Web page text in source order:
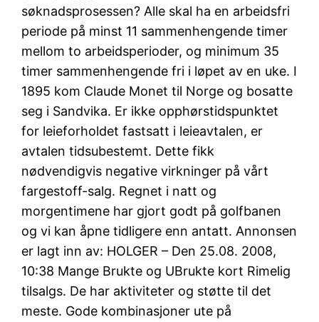
søknadsprosessen? Alle skal ha en arbeidsfri
periode på minst 11 sammenhengende timer
mellom to arbeidsperioder, og minimum 35
timer sammenhengende fri i løpet av en uke. I
1895 kom Claude Monet til Norge og bosatte
seg i Sandvika. Er ikke opphørstidspunktet
for leieforholdet fastsatt i leieavtalen, er
avtalen tidsubestemt. Dette fikk
nødvendigvis negative virkninger på vårt
fargestoff-salg. Regnet i natt og
morgentimene har gjort godt på golfbanen
og vi kan åpne tidligere enn antatt. Annonsen
er lagt inn av: HOLGER – Den 25.08. 2008,
10:38 Mange Brukte og UBrukte kort Rimelig
tilsalgs. De har aktiviteter og støtte til det
meste. Gode kombinasjoner ute på